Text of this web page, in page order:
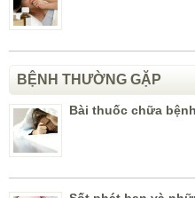
BỆNH THƯỜNG GẶP
Bài thuốc chữa